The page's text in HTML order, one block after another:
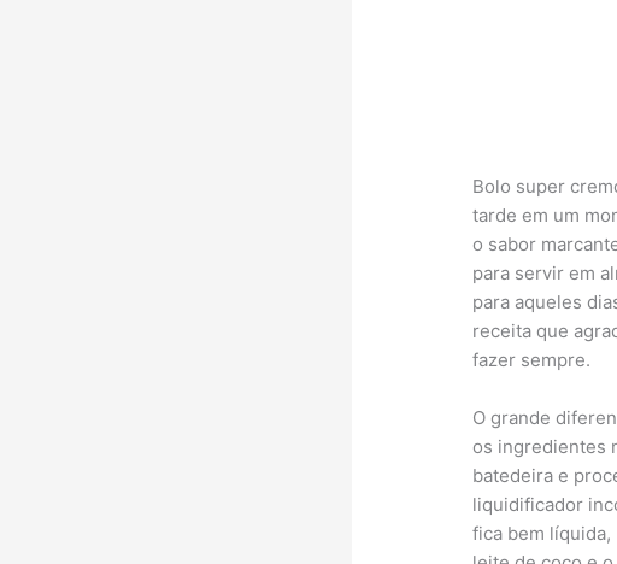
Bolo super
tarde em um
o sabor
para servir em
para aqueles
receita que
fazer sempre.
O grande
os ingredientes
batedeira e
liquidificador
fica bem